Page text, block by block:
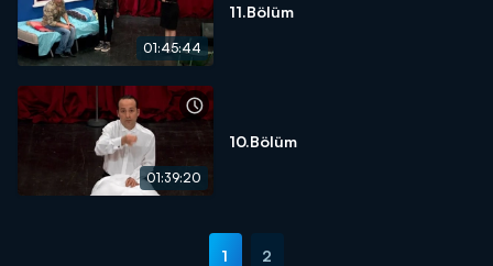
01:45:44
11.Bölüm
01:39:20
10.Bölüm
1 2